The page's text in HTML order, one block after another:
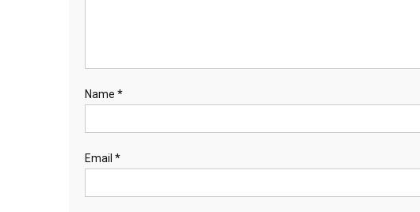
Name *
Email *